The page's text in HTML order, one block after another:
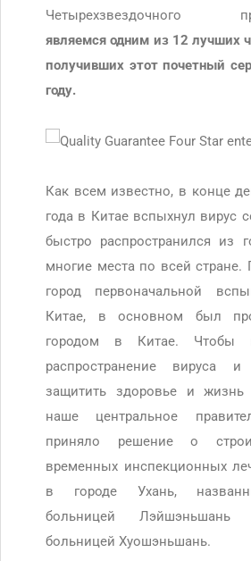
Четырехзвездочного
являемся одним из 12 лучших
получивших этот почетный
году.
Как всем известно, в конце
года в Китае вспыхнул вирус
быстро распространился из
многие места по всей стране.
город первоначальной
Китае, в основном был
городом в Китае. Чтобы
распространение вируса
защитить здоровье и жизнь
наше центральное
приняло решение о
временных инспекционных
в городе Ухань,
больницей
больницей Хуошэньшань.